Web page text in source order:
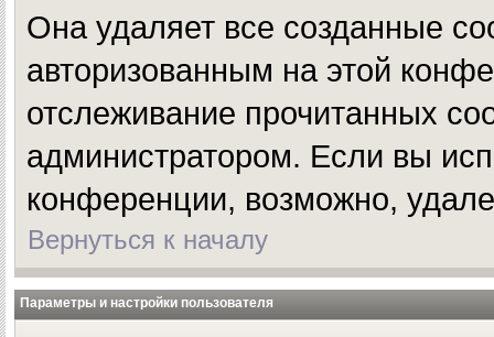
Она удаляет все созданные
авторизованным на этой
отслеживание прочитанных
администратором. Если вы
конференции, возможно,
Вернуться к началу
Параметры и настройки пользователя